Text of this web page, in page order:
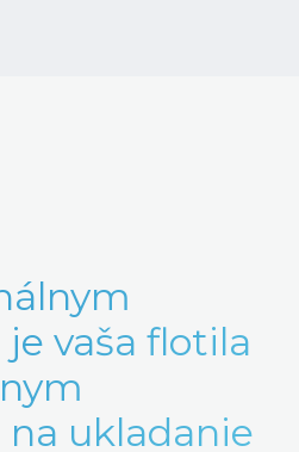
vaša flotila
ukladanie